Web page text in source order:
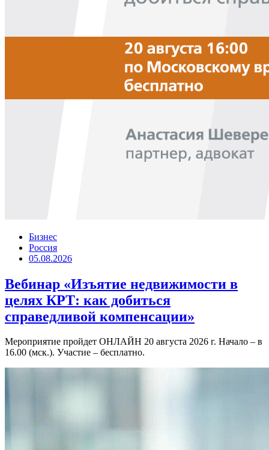
Бизнес
Россия
05.08.2026
Вебинар «Изъятие недвижимости в
целях КРТ: как добиться
справедливой компенсации»
Мероприятие пройдет ОНЛАЙН 20 августа 2026 г. Начало – в
16.00 (мск.). Участие – бесплатно.